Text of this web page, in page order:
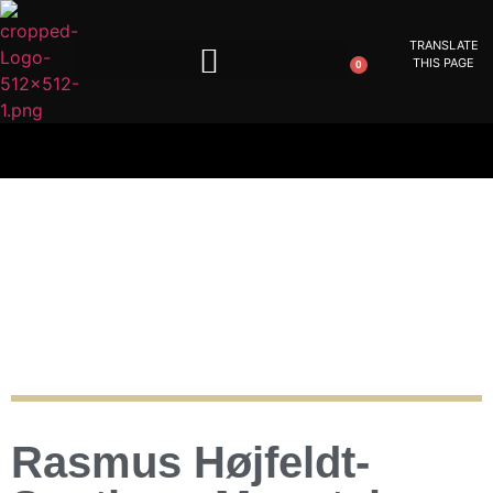
0
TRANSLATE
THIS PAGE
Rasmus Højfeldt-